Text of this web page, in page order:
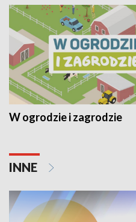
W ogrodzie i zagrodzie
INNE